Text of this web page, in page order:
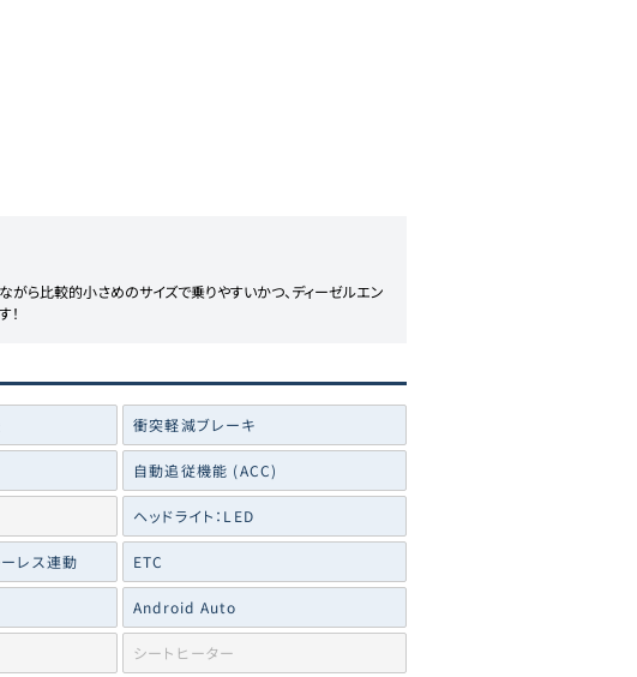
がら比較的小さめのサイズで乗りやすいかつ、ディーゼルエン
！
衝突軽減ブレーキ
自動追従機能 (ACC)
ヘッドライト：LED
レス連動 ETC
Android Auto
シートヒーター